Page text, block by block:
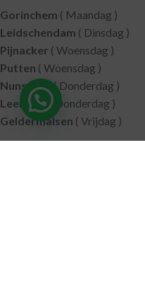
Gorinchem ( Maandag )
Leidschendam ( Dinsdag )
Pijnacker ( Woensdag )
Putten ( Woensdag )
Nunspeet( Donderdag )
Leerdam( Donderdag )
Geldermalsen ( Vrijdag )
Hulp nodig?